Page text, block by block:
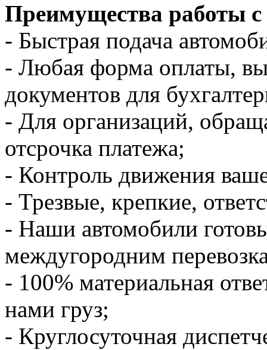
Преимущества работы
- Быстрая подача
- Любая форма оплаты,
документов для
- Для организаций,
отсрочка платежа;
- Контроль движения
- Трезвые, крепкие,
- Наши автомобили
междугородним
- 100% материальная
нами груз;
- Круглосуточная